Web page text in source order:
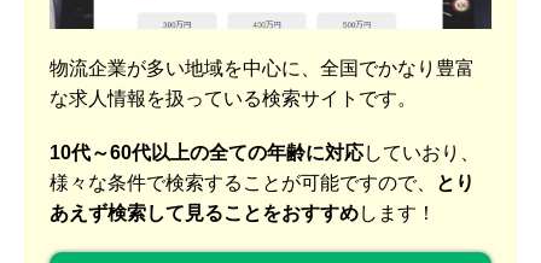
物流企業が多い地域を中心に、全国でかなり豊富
な求人情報を扱っている検索サイトです。
10代～60代以上の全ての年齢に対応していおり、
様々な条件で検索することが可能ですので、
とり
あえず検索して見ることをおすすめします！